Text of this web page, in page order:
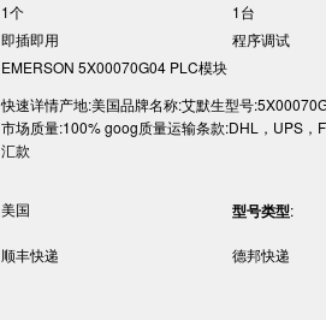
1个
1台
即插即用 程序调试
EMERSON 5X00070G04 PLC模块
快速详情产地:美国品牌名称:艾默生型号
市场质量:100% goog质量运输条款:DHL，UPS
汇款
美国 型号类型:
顺丰快递 德邦快递